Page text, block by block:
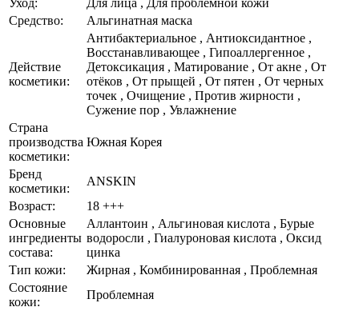
Средство:
Альгинатная маска
Действие
косметики:
Антибактериальное , Антиоксидантное ,
Восстанавливающее , Гипоаллергенное ,
Детоксикация , Матирование , От акне , От
отёков , От прыщей , От пятен , От черных
точек , Очищение , Против жирности ,
Сужение пор , Увлажнение
Страна
производства
косметики:
Южная Корея
Бренд
косметики:
ANSKIN
Возраст:
18 +++
Основные
ингредиенты
состава:
Аллантоин , Альгиновая кислота , Бурые
водоросли , Гиалуроновая кислота , Оксид
цинка
Тип кожи:
Жирная , Комбинированная , Проблемная
Состояние
кожи:
Проблемная